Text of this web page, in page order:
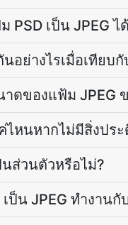
PSD เป็น JPEG
นอย่างไรเมื่อเทีย
ดของแฟ้ม JPEG
ไหนหากไม่มีสิ่งปร
ส่วนตัวหรือไม่?
เป็น JPEG ทำงา